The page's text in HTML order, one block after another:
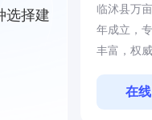
选择建
临沭县万
年成立，
丰富，权
在